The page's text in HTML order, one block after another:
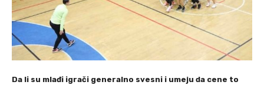
Da li su mlađi igrači generalno svesni i umeju da cene to